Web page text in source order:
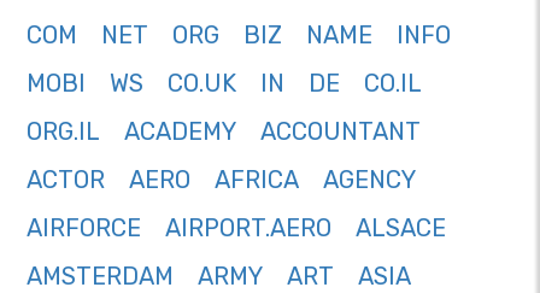
COM NET ORG BIZ NAME
INFO
MOBI
WS CO.UK IN DE
CO.IL
ORG.IL
ACADEMY
ACCOUNTANT
ACTOR
AERO AFRICA
AGENCY
AIRFORCE
AIRPORT.AERO
ALSACE
AMSTERDAM
ARMY ART
ASIA